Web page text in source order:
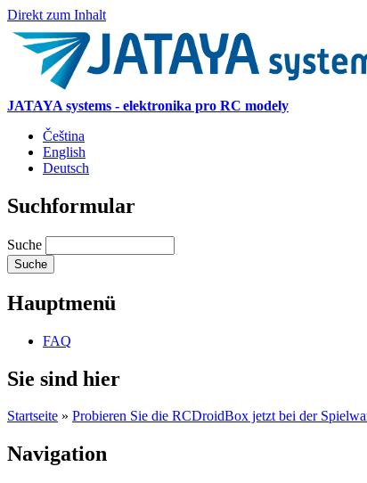
Direkt zum Inhalt
JATAYA systems - elektronika pro RC modely
Čeština
English
Deutsch
Suchformular
Suche
Hauptmenü
FAQ
Sie sind hier
Startseite » Probieren Sie die RCDroidBox jetzt bei der
Navigation